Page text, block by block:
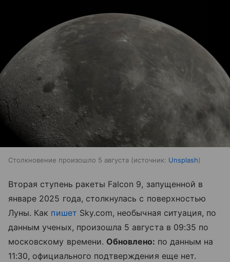
Столкновение произошло 5 августа источник: Unsplash
Вторая ступень ракеты Falcon 9, запущенной в
январе 2025 года, столкнулась с поверхностью
Луны. Как пишет Sky.com, необычная ситуация, по
данным ученых, произошла 5 августа в 09:35 по
московскому времени. Обновлено: по данным на
11:30, официального подтверждения еще нет.